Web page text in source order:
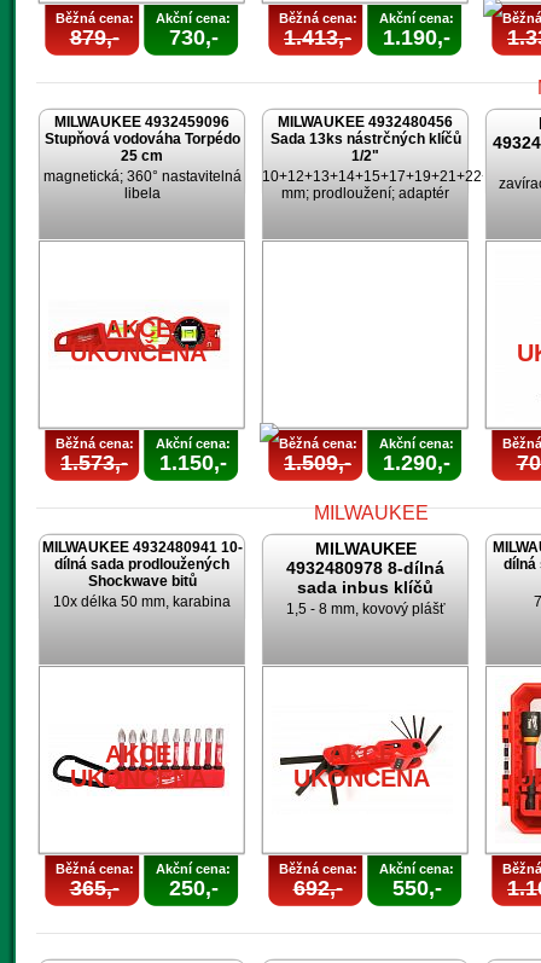
Běžná cena:
879,-
Akční cena:
730,-
Běžná cena:
1.413,-
Akční cena:
1.190,-
MILWAUKEE 4932459096
Stupňová vodováha Torpédo
25 cm
magnetická; 360° nastavitelná
libela
AKCE
UKONČENA
Běžná cena:
1.573,-
Akční cena:
1.150,-
MILWAUKEE 4932480456
Sada 13ks nástrčných klíčů
1/2"
10+12+13+14+15+17+19+21+22+24
mm; prodloužení; adaptér
UKONČENA
Běžná cena:
1.509,-
Akční cena:
1.290,-
MILWAUKEE 4932480941 10-
dílná sada prodloužených
Shockwave bitů
10x délka 50 mm, karabina
AKCE
UKONČENA
Běžná cena:
365,-
Akční cena:
250,-
MILWAUKEE
4932480978 8-dílná
sada inbus klíčů
1,5 - 8 mm, kovový plášť
AKCE
UKONČENA
Běžná cena:
692,-
Akční cena:
550,-
dílná